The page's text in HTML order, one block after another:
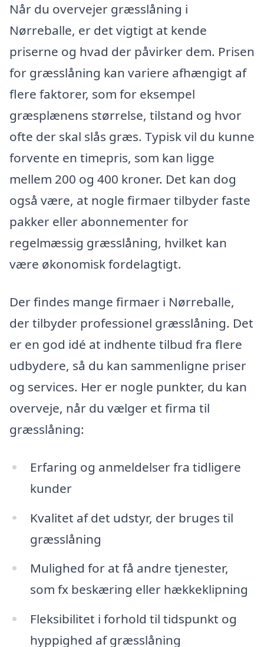
Når du overvejer græsslåning i
Nørreballe, er det vigtigt at kende
priserne og hvad der påvirker dem. Prisen
for græsslåning kan variere afhængigt af
flere faktorer, som for eksempel
græsplænens størrelse, tilstand og hvor
ofte der skal slås græs. Typisk vil du kunne
forvente en timepris, som kan ligge
mellem 200 og 400 kroner. Det kan dog
også være, at nogle firmaer tilbyder faste
pakker eller abonnementer for
regelmæssig græsslåning, hvilket kan
være økonomisk fordelagtigt.
Der findes mange firmaer i Nørreballe,
der tilbyder professionel græsslåning. Det
er en god idé at indhente tilbud fra flere
udbydere, så du kan sammenligne priser
og services. Her er nogle punkter, du kan
overveje, når du vælger et firma til
græsslåning:
Erfaring og anmeldelser fra tidligere
kunder
Kvalitet af det udstyr, der bruges til
græsslåning
Mulighed for at få andre tjenester,
som fx beskæring eller hækkeklipning
Fleksibilitet i forhold til tidspunkt og
hyppighed af græsslåning